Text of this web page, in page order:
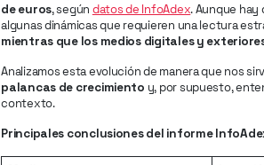
de euros, según datos de InfoAdex. Aunque
algunas dinámicas que requieren una lectura
mientras que los medios digitales y
Analizamos esta evolución de manera que nos
palancas de crecimiento y, por supuesto,
contexto.
Principales conclusiones del informe